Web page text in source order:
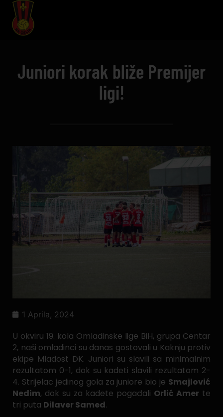
Juniori korak bliže Premijer
ligi!
1 Aprila, 2024
U okviru 19. kola Omladinske lige BiH, grupa Centar
2, naši omladinci su danas gostovali u Kaknju protiv
ekipe Mladost DK. Juniori su slavili sa minimalnim
rezultatom 0-1, dok su kadeti slavili rezultatom 2-
4. Strijelac jedinog gola za juniore bio je Smajlović
Nedim, dok su za kadete pogađali Orlić Amer te
tri puta Dilaver Samed.